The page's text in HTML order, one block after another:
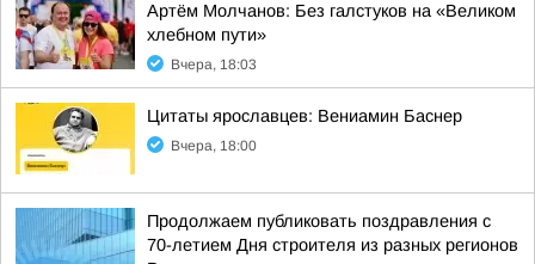
Артём Молчанов: Без галстуков на «Великом
хлебном пути»
Вчера, 18:03
Цитаты ярославцев: Вениамин Баснер
Вчера, 18:00
Продолжаем публиковать поздравления с
70-летием Дня строителя из разных регионов